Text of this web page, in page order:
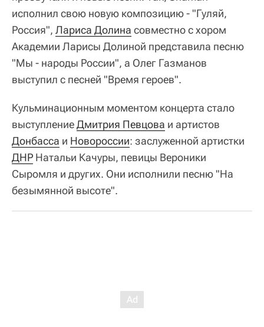
исполнил свою новую композицию - "Гуляй,
Россия", Лариса Долина совместно с хором
Академии Ларисы Долиной представила песню
"Мы - народы России", а Олег Газманов
выступил с песней "Время героев".
Кульминационным моментом концерта стало
выступлениеДмитрия Певцова и артистов
Донбасса и Новороссии: заслуженной артистки
ДНР Натальи Качуры, певицы Вероники
Сыромля и других. Они исполнили песню "На
безымянной высоте".